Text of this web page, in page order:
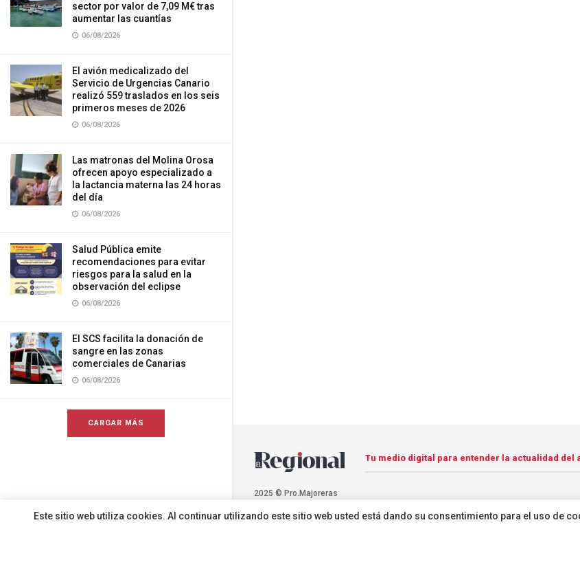
sector por valor de 7,09 M€ tras
aumentar las cuantías
06/08/2026
El avión medicalizado del
Servicio de Urgencias Canario
realizó 559 traslados en los seis
primeros meses de 2026
06/08/2026
Las matronas del Molina Orosa
ofrecen apoyo especializado a
la lactancia materna las 24 horas
del día
06/08/2026
Salud Pública emite
recomendaciones para evitar
riesgos para la salud en la
observación del eclipse
06/08/2026
El SCS facilita la donación de
sangre en las zonas
comerciales de Canarias
06/08/2026
CARGAR MÁS
2025 © Pro.Majoreras
Tu medio digital para entender la actualidad del
Este sitio web utiliza cookies. Al continuar utilizando este sitio web usted está dando su consentimiento para el uso de